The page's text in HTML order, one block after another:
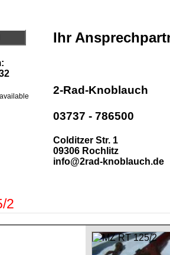
Ihr
2-Rad-Knoblauch
03737 - 786500
Colditzer Str. 1
09306 Rochlitz
info@2rad-knoblauch.de
2